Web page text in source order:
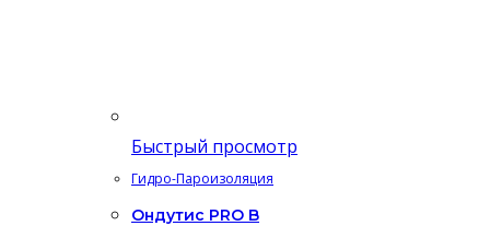
Быстрый просмотр
Гидро-Пароизоляция
Ондутис PRO B